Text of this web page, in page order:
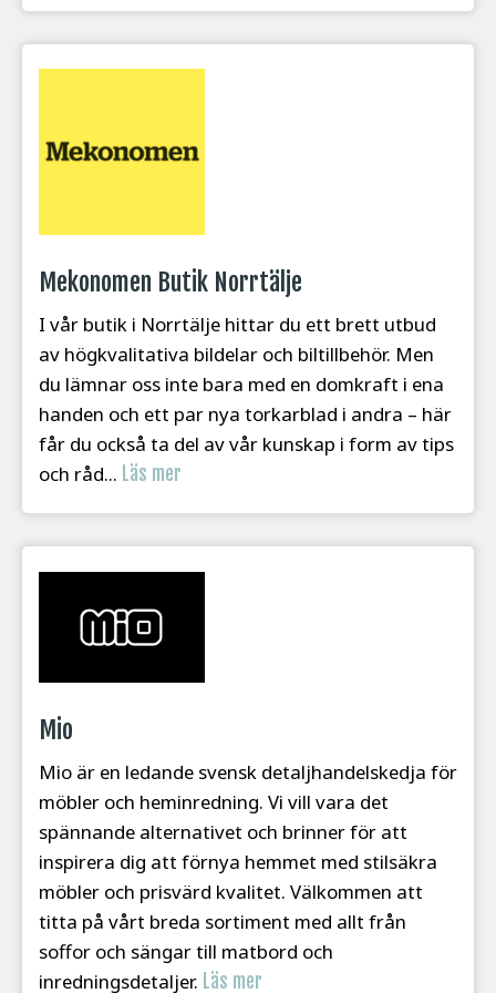
Mekonomen Butik Norrtälje
I vår butik i Norrtälje hittar du ett brett utbud
av högkvalitativa bildelar och biltillbehör. Men
du lämnar oss inte bara med en domkraft i ena
handen och ett par nya torkarblad i andra – här
får du också ta del av vår kunskap i form av tips
och råd... Läs mer
Mio
Mio är en ledande svensk detaljhandelskedja för
möbler och heminredning. Vi vill vara det
spännande alternativet och brinner för att
inspirera dig att förnya hemmet med stilsäkra
möbler och prisvärd kvalitet. Välkommen att
titta på vårt breda sortiment med allt från
soffor och sängar till matbord och
inredningsdetaljer. Läs mer